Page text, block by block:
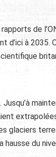
de
d’ici à 2035.
glaciers
du